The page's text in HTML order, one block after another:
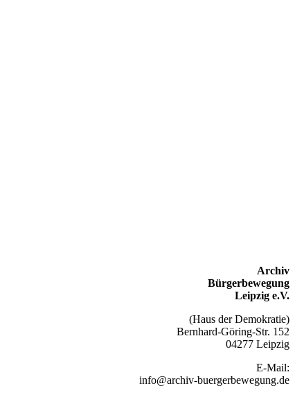
Archiv
Bürgerbewegung
Leipzig e.V.
(Haus der Demokratie)
Bernhard-Göring-Str. 152
04277 Leipzig
E-Mail:
info@archiv-buergerbewegung.de